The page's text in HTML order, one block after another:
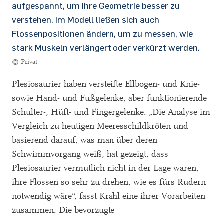
aufgespannt, um ihre Geometrie besser zu
verstehen. Im Modell ließen sich auch
Flossenpositionen ändern, um zu messen, wie
stark Muskeln verlängert oder verkürzt werden.
© Privat
Plesiosaurier haben versteifte Ellbogen- und Knie-
sowie Hand- und Fußgelenke, aber funktionierende
Schulter-, Hüft- und Fingergelenke. „Die Analyse im
Vergleich zu heutigen Meeresschildkröten und
basierend darauf, was man über deren
Schwimmvorgang weiß, hat gezeigt, dass
Plesiosaurier vermutlich nicht in der Lage waren,
ihre Flossen so sehr zu drehen, wie es fürs Rudern
notwendig wäre“, fasst Krahl eine ihrer Vorarbeiten
zusammen. Die bevorzugte